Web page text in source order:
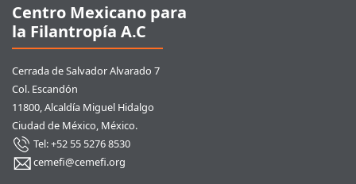
Centro Mexicano para
la Filantropía A.C
Cerrada de Salvador Alvarado 7
Col. Escandón
11800, Alcaldía Miguel Hidalgo
Ciudad de México, México.
Tel: +52 55 5276 8530
cemefi@cemefi.org